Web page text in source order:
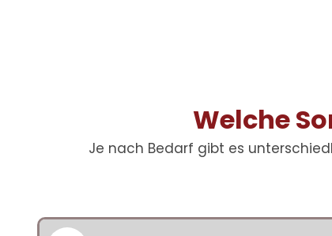
Welche
Je nach Bedarf gibt es